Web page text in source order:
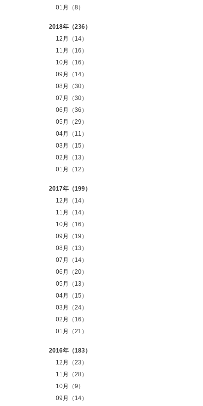
01月（8）
2018年（236）
12月（14）
11月（16）
10月（16）
09月（14）
08月（30）
07月（30）
06月（36）
05月（29）
04月（11）
03月（15）
02月（13）
01月（12）
2017年（199）
12月（14）
11月（14）
10月（16）
09月（19）
08月（13）
07月（14）
06月（20）
05月（13）
04月（15）
03月（24）
02月（16）
01月（21）
2016年（183）
12月（23）
11月（28）
10月（9）
09月（14）